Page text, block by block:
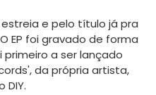
estreia e pelo título já pra
EP foi gravado de forma
a ser lançado
da própria artista,